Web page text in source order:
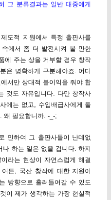
그 분류결과는 일반 대중에게
도적 지원에서 특정 출판사를
에서 좀 더 발전시켜 볼 만한
에 주는 상을 거부할 경우 창작
은 명확하게 구분해야죠. 어디
서만 상대적 불이익을 줘야 합
것도 자유입니다. 다만 창작사
에는 없고, 수입배급사에게 돌
왜 필요합니까. -_-;
인하여 그 출판사들이 난데없
하는 일은 없을 겁니다. 하지
라는 현상이 자연스럽게 해결
튼, 국산 창작에 대한 지원이
방향으로 흘러들어갈 수 있도
이 제가 생각하는 가장 현실적